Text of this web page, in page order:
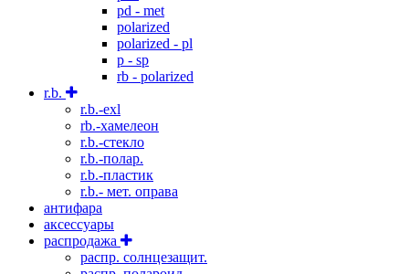
pd - met
polarized
polarized - pl
p - sp
rb - polarized
r.b.
r.b.-exl
rb.-хамелеон
r.b.-стекло
r.b.-полар.
r.b.-пластик
r.b.- мет. оправа
антифара
аксессуары
распродажа
распр. солнцезащит.